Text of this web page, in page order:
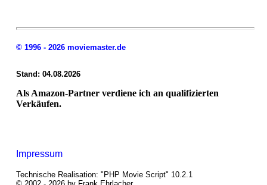
© 1996 - 2026 moviemaster.de
Stand: 04.08.2026
Als Amazon-Partner verdiene ich an qualifizierten
Verkäufen.
Impressum
Technische Realisation: "PHP Movie Script" 10.2.1